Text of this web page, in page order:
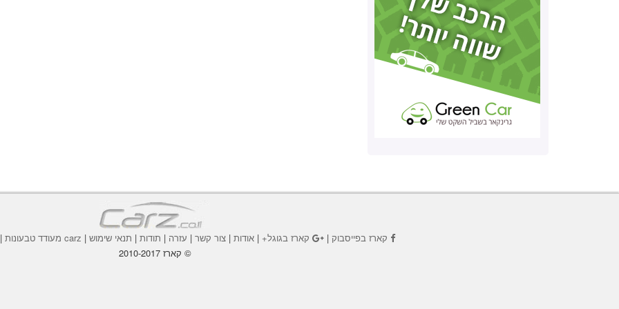
קארז בפייסבוק | קארז בגוגל+ | אודות | צור קשר | עזרה | תודות | תנאי שימוש | carz מעודד טבעונות |
© קארז 2010-2017